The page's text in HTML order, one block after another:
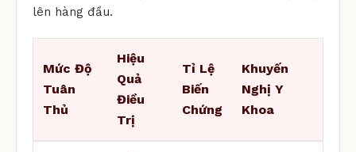
lên hàng đầu.
Mức Độ
Tuân
Thủ
Hiệu
Quả
Điều
Trị
Tỉ Lệ
Biến
Chứng
Khuyến
Nghị Y
Khoa